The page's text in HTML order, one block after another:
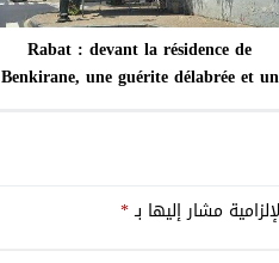
Rabat : devant la résidence de
Benkirane, une guérite délabrée et un
مشار إليها بـ*